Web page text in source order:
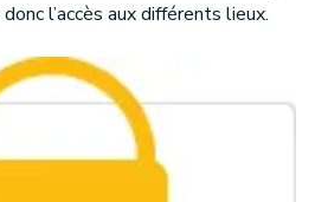
donc l’accès aux différents lieux.